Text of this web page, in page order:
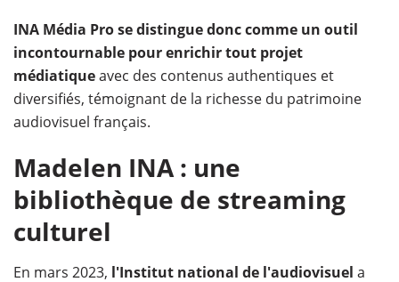
INA Média Pro se distingue donc comme un outil
incontournable pour enrichir tout projet
médiatiqueavec des contenus authentiques et
diversifiés, témoignant de la richesse du patrimoine
audiovisuel français.
Madelen INA : une
bibliothèque de streaming
culturel
En mars 2023, l'Institut national de l'audiovisuel a